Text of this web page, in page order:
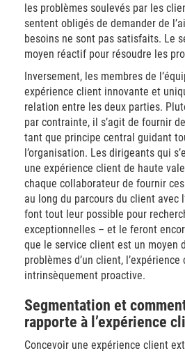
les problèmes soulevés par les
sentent obligés de demander de
besoins ne sont pas satisfaits. Le
moyen réactif pour résoudre les
Inversement, les membres de
expérience client innovante et
relation entre les deux parties.
par contrainte, il s’agit de fournir
tant que principe central guidant
l’organisation. Les dirigeants qui
une expérience client de haute
chaque collaborateur de fournir
au long du parcours du client avec
font tout leur possible pour
exceptionnelles – et le feront
que le service client est un moyen
problèmes d’un client,
intrinsèquement proactive.
Segmentation et
rapporte à l’expérience
Concevoir une expérience client